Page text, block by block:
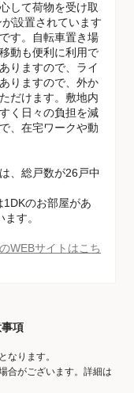
して荷物を受け取
設置されています
す。自転車置き場
動も便利に利用で
りますので、ライ
りますので、外か
だけます。敷地内
く日々の負担を減
、在宅ワークや動
、総戸数が26戸中
のお部屋があ
す。
WEBサイトはこち
項
なります。
合がございます。詳細は